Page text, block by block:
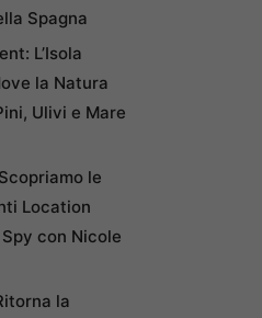
Spagna
L’Isola
la Natura
Ulivi e Mare
le
Location
con Nicole
la